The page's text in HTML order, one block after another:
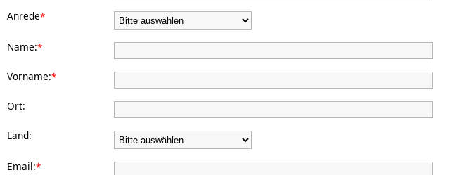
Anrede*
Name:*
Vorname:*
Ort:
Land:
Email:*